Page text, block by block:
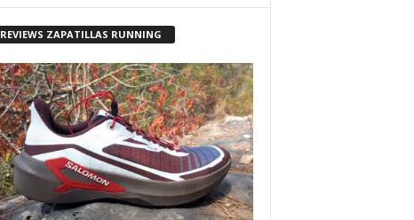
REVIEWS ZAPATILLAS RUNNING